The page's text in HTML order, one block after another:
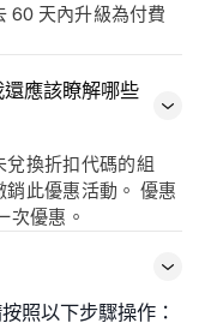
60 天內升級為付費
應該瞭解哪些
換折扣代碼的組
此優惠活動。 優惠
次優惠。
照以下步驟操作：